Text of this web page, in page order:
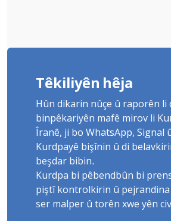
Têkiliyên hêja
Hûn dikarin nûçe û raporên li
binpêkariyên mafê mirov li
Îranê, ji bo WhatsApp, Signal
Kurdpayê bişînin û di
beşdar bibin.
Kurdpa bi pêbendbûn bi
piştî kontrolkirin û pejrandina
ser malper û torên xwe yên